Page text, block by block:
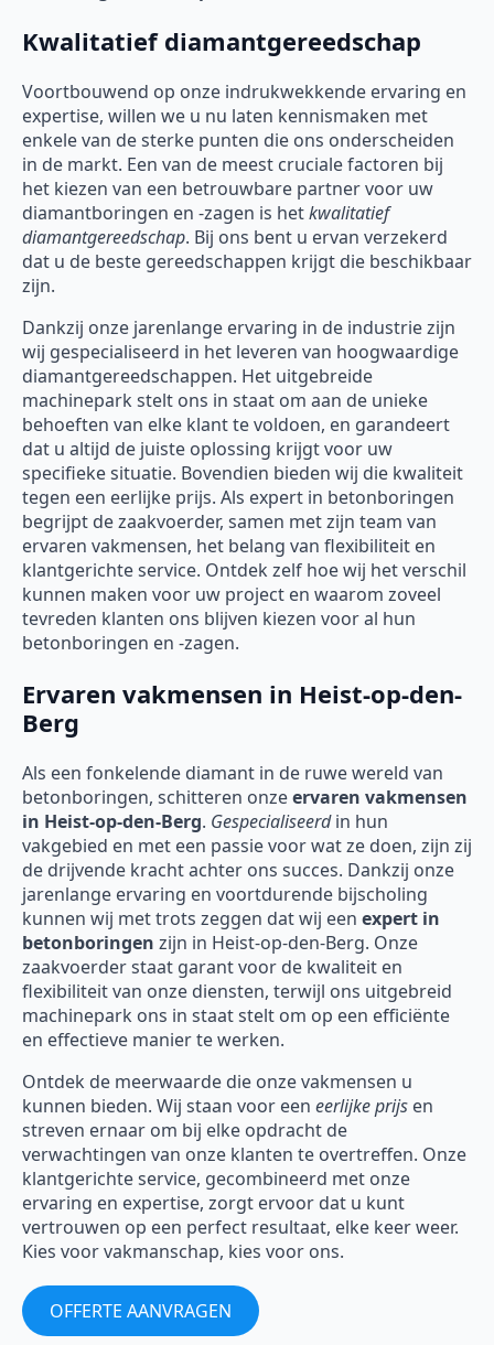
Kwalitatief diamantgereedschap
Voortbouwend op onze indrukwekkende ervaring en
expertise, willen we u nu laten kennismaken met
enkele van de sterke punten die ons onderscheiden
in de markt. Een van de meest cruciale factoren bij
het kiezen van een betrouwbare partner voor uw
diamantboringen en -zagen is hetkwalitatief
diamantgereedschap. Bij ons bent u ervan verzekerd
dat u de beste gereedschappen krijgt die beschikbaar
zijn.
Dankzij onze jarenlange ervaring in de industrie zijn
wij gespecialiseerd in het leveren van hoogwaardige
diamantgereedschappen. Het uitgebreide
machinepark stelt ons in staat om aan de unieke
behoeften van elke klant te voldoen, en garandeert
dat u altijd de juiste oplossing krijgt voor uw
specifieke situatie. Bovendien bieden wij die kwaliteit
tegen een eerlijke prijs. Als expert in betonboringen
begrijpt de zaakvoerder, samen met zijn team van
ervaren vakmensen, het belang van flexibiliteit en
klantgerichte service. Ontdek zelf hoe wij het verschil
kunnen maken voor uw project en waarom zoveel
tevreden klanten ons blijven kiezen voor al hun
betonboringen en -zagen.
Ervaren vakmensen in Heist-op-den-
Berg
Als een fonkelende diamant in de ruwe wereld van
betonboringen, schitteren onzeervaren vakmensen
in Heist-op-den-Berg. Gespecialiseerdin hun
vakgebied en met een passie voor wat ze doen, zijn zij
de drijvende kracht achter ons succes. Dankzij onze
jarenlange ervaring en voortdurende bijscholing
kunnen wij met trots zeggen dat wij een expert in
betonboringen zijn in Heist-op-den-Berg. Onze
zaakvoerder staat garant voor de kwaliteit en
flexibiliteit van onze diensten, terwijl ons uitgebreid
machinepark ons in staat stelt om op een efficiënte
en effectieve manier te werken.
Ontdek de meerwaarde die onze vakmensen u
kunnen bieden. Wij staan voor een eerlijke prijs en
streven ernaar om bij elke opdracht de
verwachtingen van onze klanten te overtreffen. Onze
klantgerichte service, gecombineerd met onze
ervaring en expertise, zorgt ervoor dat u kunt
vertrouwen op een perfect resultaat, elke keer weer.
Kies voor vakmanschap, kies voor ons.
OFFERTE AANVRAGEN